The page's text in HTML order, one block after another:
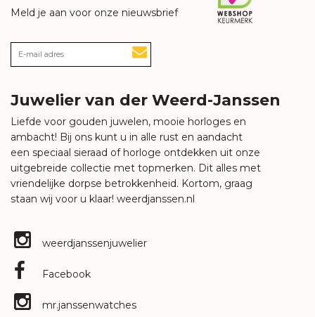
Meld je aan voor onze nieuwsbrief
Juwelier van der Weerd-Janssen
Liefde voor gouden juwelen, mooie horloges en
ambacht! Bij ons kunt u in alle rust en aandacht
een speciaal sieraad of horloge ontdekken uit onze
uitgebreide collectie met topmerken. Dit alles met
vriendelijke dorpse betrokkenheid. Kortom, graag
staan wij voor u klaar! weerdjanssen.nl
weerdjanssenjuwelier
Facebook
mr.janssenwatches